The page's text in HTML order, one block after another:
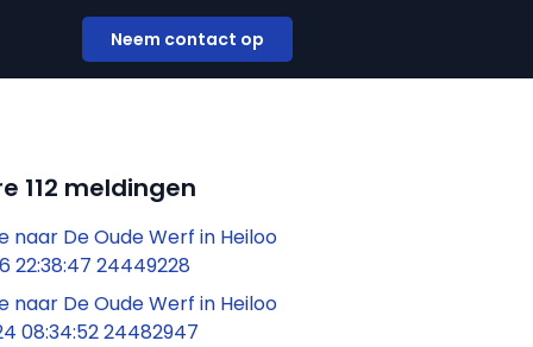
Neem contact op
112 meldingen
naar De Oude Werf in Heiloo
22:38:47 24449228
naar De Oude Werf in Heiloo
08:34:52 24482947